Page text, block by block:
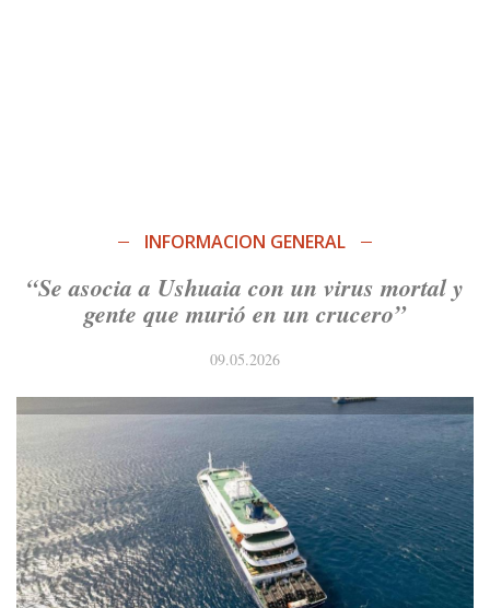
INFORMACION GENERAL
“Se asocia a Ushuaia con un virus mortal y
gente que murió en un crucero”
09.05.2026